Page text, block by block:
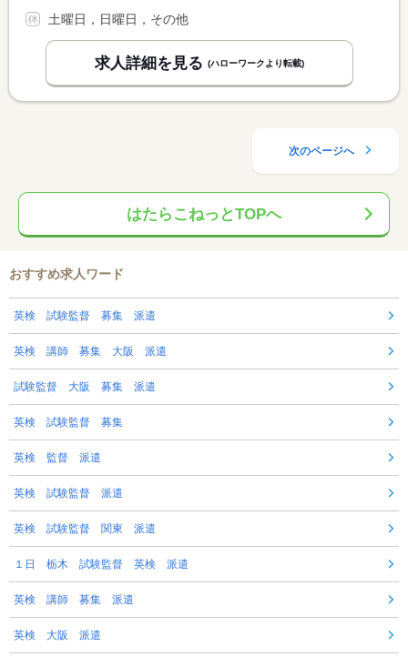
土曜日，日曜日，その他
求人詳細を見る (ハローワークより転載)
次のページへ
はたらこねっとTOPへ
おすすめ求人ワード
英検 試験監督 募集 派遣
英検 講師 募集 大阪 派遣
試験監督 大阪 募集 派遣
英検 試験監督 募集
英検 監督 派遣
英検 試験監督 派遣
英検 試験監督 関東 派遣
１日 栃木 試験監督 英検 派遣
英検 講師 募集 派遣
英検 大阪 派遣